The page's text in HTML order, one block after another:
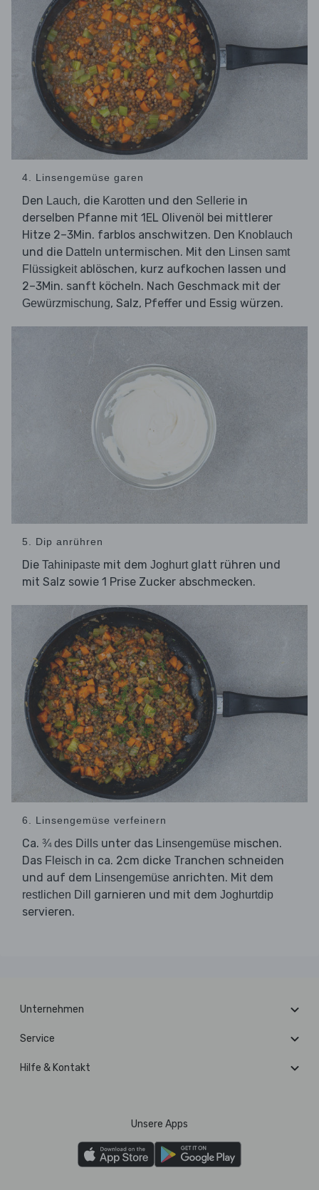
4. Linsengemüse garen
Den Lauch, die Karotten und den Sellerie in
derselben Pfanne mit 1EL Olivenöl bei mittlerer
Hitze 2–3Min. farblos anschwitzen. Den Knoblauch
und die Datteln untermischen. Mit den Linsen samt
Flüssigkeit ablöschen, kurz aufkochen lassen und
2–3Min. sanft köcheln. Nach Geschmack mit der
Gewürzmischung, Salz, Pfeffer und Essig würzen.
5. Dip anrühren
Die Tahinipaste mit dem Joghurtglatt rühren und
mit Salz sowie 1 Prise Zucker abschmecken.
6. Linsengemüse verfeinern
Ca. ¾ des Dills unter das Linsengemüse mischen.
Das Fleisch in ca. 2cm dicke Tranchen schneiden
und auf dem Linsengemüse anrichten. Mit dem
restlichen Dill garnieren und mit dem Joghurtdip
servieren.
Unternehmen
Service
Hilfe & Kontakt
Unsere Apps